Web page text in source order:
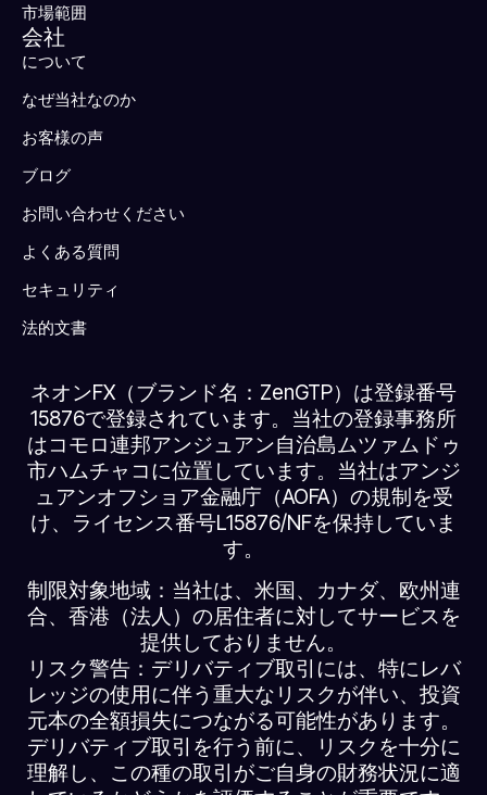
市場範囲
会社
について
なぜ当社なのか
お客様の声
ブログ
お問い合わせください
よくある質問
セキュリティ
法的文書
ネオンFX（ブランド名：ZenGTP）は登録番号
15876で登録されています。当社の登録事務所
はコモロ連邦アンジュアン自治島ムツァムドゥ
市ハムチャコに位置しています。当社はアンジ
ュアンオフショア金融庁（AOFA）の規制を受
け、ライセンス番号L15876/NFを保持していま
す。
制限対象地域：当社は、米国、カナダ、欧州連
合、香港（法人）の居住者に対してサービスを
提供しておりません。
リスク警告：デリバティブ取引には、特にレバ
レッジの使用に伴う重大なリスクが伴い、投資
元本の全額損失につながる可能性があります。
デリバティブ取引を行う前に、リスクを十分に
理解し、この種の取引がご自身の財務状況に適